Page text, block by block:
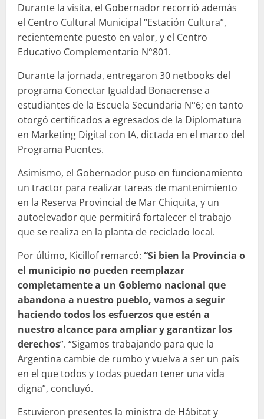
Durante la visita, el Gobernador recorrió además
el Centro Cultural Municipal “Estación Cultura”,
recientemente puesto en valor, y el Centro
Educativo Complementario N°801.
Durante la jornada, entregaron 30 netbooks del
programa Conectar Igualdad Bonaerense a
estudiantes de la Escuela Secundaria N°6; en tanto
otorgó certificados a egresados de la Diplomatura
en Marketing Digital con IA, dictada en el marco del
Programa Puentes.
Asimismo, el Gobernador puso en funcionamiento
un tractor para realizar tareas de mantenimiento
en la Reserva Provincial de Mar Chiquita, y un
autoelevador que permitirá fortalecer el trabajo
que se realiza en la planta de reciclado local.
Por último, Kicillof remarcó: “Si bien la Provincia o
el municipio no pueden reemplazar
completamente a un Gobierno nacional que
abandona a nuestro pueblo, vamos a seguir
haciendo todos los esfuerzos que estén a
nuestro alcance para ampliar y garantizar los
derechos”. “Sigamos trabajando para que la
Argentina cambie de rumbo y vuelva a ser un país
en el que todos y todas puedan tener una vida
digna”, concluyó.
Estuvieron presentes la ministra de Hábitat y